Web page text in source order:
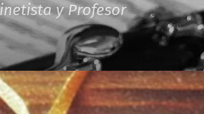
y Profesor